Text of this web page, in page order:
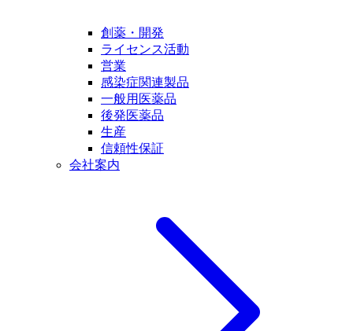
創薬・開発
ライセンス活動
営業
感染症関連製品
一般用医薬品
後発医薬品
生産
信頼性保証
会社案内